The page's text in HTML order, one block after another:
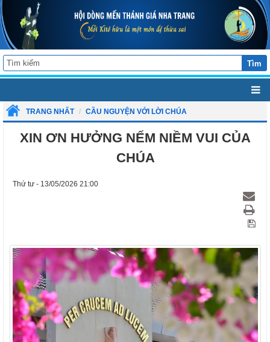
Tìm
TRANG NHẤT CẦU NGUYỆN VỚI LỜI CHÚA
XIN ƠN HƯỞNG NẾM NIỀM VUI CỦA
CHÚA
Thứ tư - 13/05/2026 21:00